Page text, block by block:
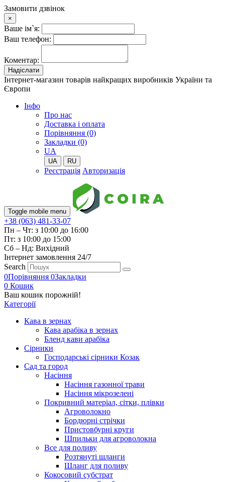
Замовити дзвінок
×
Ваше ім`я:
Ваш телефон:
Коментар:
Надіслати
Інтернет-магазин товарів найкращих виробників України та
Європи
Iнфо
Про нас
Доставка і оплата
Порівняння (0)
Закладки (0)
UA
UA RU
Реєстрація Авторизація
Toggle mobile menu
+38 (063) 481-33-07
Пн – Чт: з 10:00 до 16:00
Пт: з 10:00 до 15:00
Сб – Нд: Вихідний
Інтернет замовлення 24/7
Search
0Порівняння 0Закладки
0 Кошик
Ваш кошик порожній!
Категорії
Кава в зернах
Кава арабіка в зернах
Бленд кави арабіка
Сірники
Господарські сірники Козак
Сад та город
Насіння
Насіння газонної трави
Насіння мікрозелені
Покривний матеріал, сітки, плівки
Агроволокно
Бордюрні стрічки
Пристовбурні круги
Шпильки для агроволокна
Все для поливу
Розтянуті шланги
Шланг для поливу
Кокосовий субстрат